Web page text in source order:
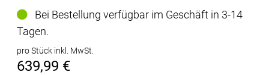
Bei Bestellung verfügbar im Geschäft in 3-14
Tagen.
pro Stück inkl. MwSt.
639,99 €